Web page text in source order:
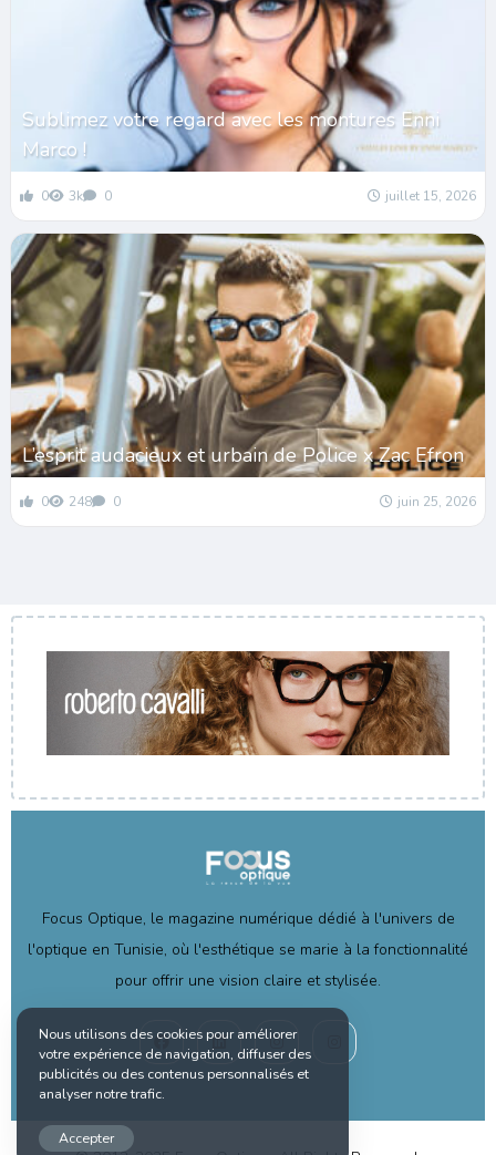
Sublimez votre regard avec les montures Enni
Marco !
0 3k 0 juillet 15, 2026
L’esprit audacieux et urbain de Police x Zac Efron
0 248 0 juin 25, 2026
Focus Optique, le magazine numérique dédié à l'univers de
l'optique en Tunisie, où l'esthétique se marie à la fonctionnalité
pour offrir une vision claire et stylisée.
Nous utilisons des cookies pour améliorer
votre expérience de navigation, diffuser des
publicités ou des contenus personnalisés et
analyser notre trafic.
Accepter